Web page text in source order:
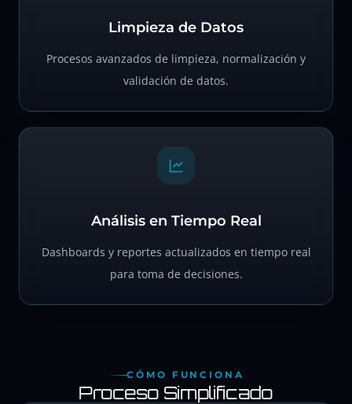
Limpieza de Datos
Procesos avanzados de limpieza, normalización y
validación de datos.
Análisis en Tiempo Real
Dashboards y reportes actualizados en tiempo real
para toma de decisiones.
CÓMO FUNCIONA
Proceso Simplificado